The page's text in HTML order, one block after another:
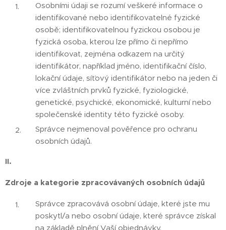
Osobními údaji se rozumí veškeré informace o
identifikované nebo identifikovatelné fyzické
osobě; identifikovatelnou fyzickou osobou je
fyzická osoba, kterou lze přímo či nepřímo
identifikovat, zejména odkazem na určitý
identifikátor, například jméno, identifikační číslo,
lokační údaje, síťový identifikátor nebo na jeden či
více zvláštních prvků fyzické, fyziologické,
genetické, psychické, ekonomické, kulturní nebo
společenské identity této fyzické osoby.
Správce nejmenoval pověřence pro ochranu
osobních údajů.
II.
Zdroje a kategorie zpracovávaných osobních údajů
Správce zpracovává osobní údaje, které jste mu
poskytl/a nebo osobní údaje, které správce získal
na základě plnění Vaší objednávky.